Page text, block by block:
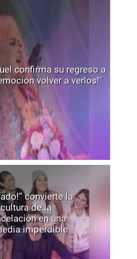
confirma su regreso a
volver a verlos!"
convierte la
cultura de la
en una
imperdible